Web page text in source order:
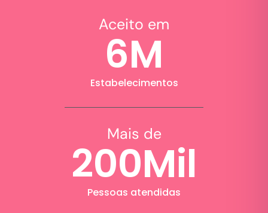
Aceito em
Estabelecimentos
6M
Mais de
Pessoas atendidas
200Mil